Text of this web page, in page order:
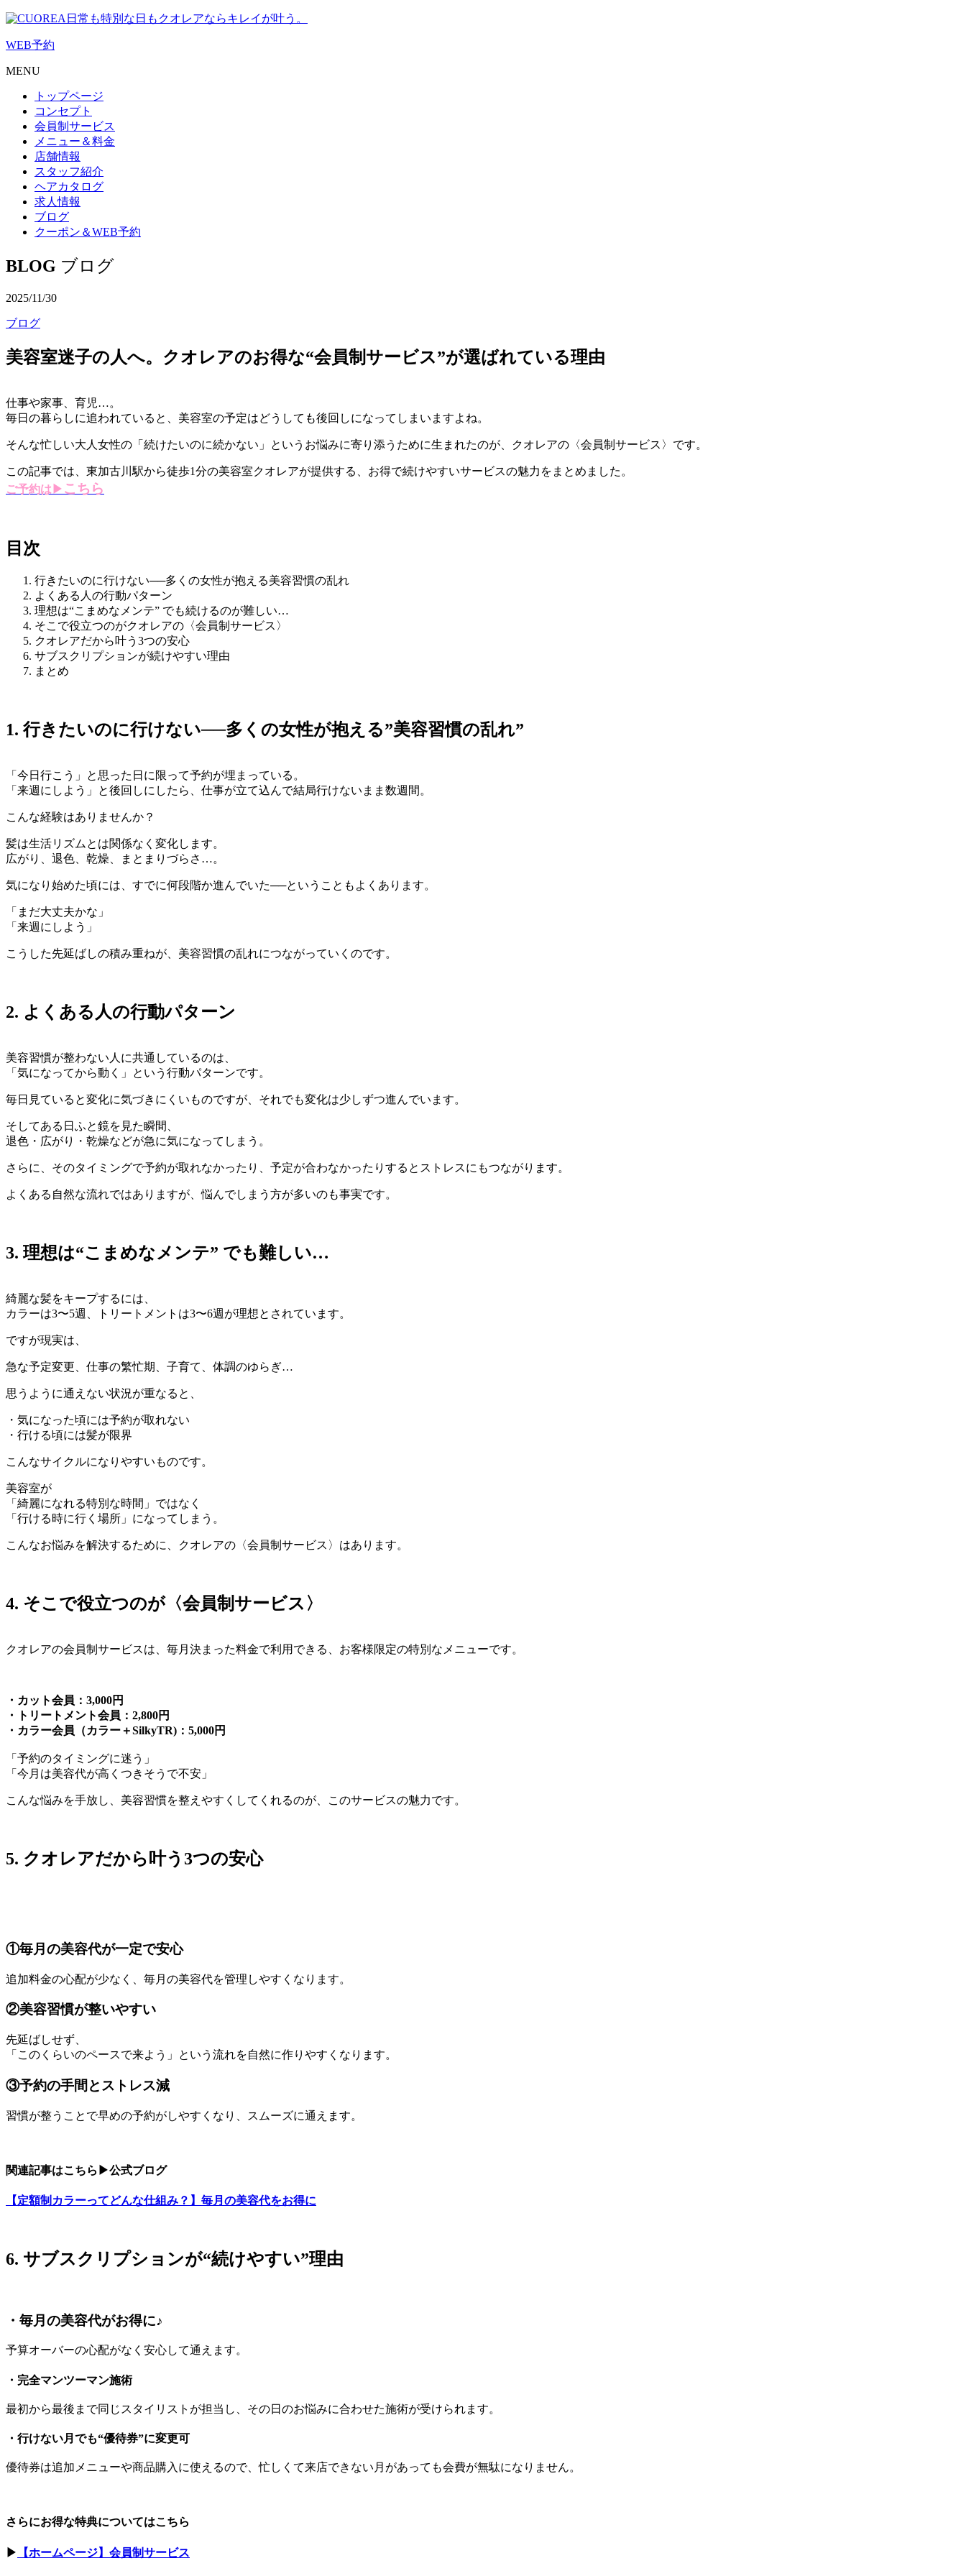
日常も特別な日もクオレアならキレイが叶う。
WEB予約
MENU
トップページ
コンセプト
会員制サービス
メニュー＆料金
店舗情報
スタッフ紹介
ヘアカタログ
求人情報
ブログ
クーポン＆WEB予約
BLOG ブログ
2025/11/30
ブログ
美容室迷子の人へ。クオレアのお得な“会員制サービス”が選ばれている理由
仕事や家事、育児…。
毎日の暮らしに追われていると、美容室の予定はどうしても後回しになってしまいますよね。
そんな忙しい大人女性の「続けたいのに続かない」というお悩みに寄り添うために生まれたのが、クオレアの〈会員制サービス〉です。
この記事では、東加古川駅から徒歩1分の美容室クオレアが提供する、お得で続けやすいサービスの魅力をまとめました。
ご予約は▶︎ こちら
目次
行きたいのに行けない──多くの女性が抱える美容習慣の乱れ
よくある人の行動パターン
理想は“こまめなメンテ” でも続けるのが難しい…
そこで役立つのがクオレアの〈会員制サービス〉
クオレアだから叶う3つの安心
サブスクリプションが続けやすい理由
まとめ
1. 行きたいのに行けない──多くの女性が抱える”美容習慣の乱れ”
「今日行こう」と思った日に限って予約が埋まっている。
「来週にしよう」と後回しにしたら、仕事が立て込んで結局行けないまま数週間。
こんな経験はありませんか？
髪は生活リズムとは関係なく変化します。
広がり、退色、乾燥、まとまりづらさ…。
気になり始めた頃には、すでに何段階か進んでいた──ということもよくあります。
「まだ大丈夫かな」
「来週にしよう」
こうした先延ばしの積み重ねが、美容習慣の乱れにつながっていくのです。
2. よくある人の行動パターン
美容習慣が整わない人に共通しているのは、
「気になってから動く」という行動パターンです。
毎日見ていると変化に気づきにくいものですが、それでも変化は少しずつ進んでいます。
そしてある日ふと鏡を見た瞬間、
退色・広がり・乾燥などが急に気になってしまう。
さらに、そのタイミングで予約が取れなかったり、予定が合わなかったりするとストレスにもつながります。
よくある自然な流れではありますが、悩んでしまう方が多いのも事実です。
3. 理想は“こまめなメンテ” でも難しい…
綺麗な髪をキープするには、
カラーは3〜5週、トリートメントは3〜6週が理想とされています。
ですが現実は、
急な予定変更、仕事の繁忙期、子育て、体調のゆらぎ…
思うように通えない状況が重なると、
・気になった頃には予約が取れない
・行ける頃には髪が限界
こんなサイクルになりやすいものです。
美容室が
「綺麗になれる特別な時間」ではなく
「行ける時に行く場所」になってしまう。
こんなお悩みを解決するために、クオレアの〈会員制サービス〉はあります。
4. そこで役立つのが〈会員制サービス〉
クオレアの会員制サービスは、毎月決まった料金で利用できる、お客様限定の特別なメニューです。
・カット会員：3,000円
・トリートメント会員：2,800円
・カラー会員（カラー＋SilkyTR)：5,000円
「予約のタイミングに迷う」
「今月は美容代が高くつきそうで不安」
こんな悩みを手放し、美容習慣を整えやすくしてくれるのが、このサービスの魅力です。
5. クオレアだから叶う3つの安心
①毎月の美容代が一定で安心
追加料金の心配が少なく、毎月の美容代を管理しやすくなります。
②美容習慣が整いやすい
先延ばしせず、
「このくらいのペースで来よう」という流れを自然に作りやすくなります。
③予約の手間とストレス減
習慣が整うことで早めの予約がしやすくなり、スムーズに通えます。
関連記事はこちら▶︎公式ブログ
【定額制カラーってどんな仕組み？】毎月の美容代をお得に
6. サブスクリプションが“続けやすい”理由
・毎月の美容代がお得に♪
予算オーバーの心配がなく安心して通えます。
・完全マンツーマン施術
最初から最後まで同じスタイリストが担当し、その日のお悩みに合わせた施術が受けられます。
・行けない月でも“優待券”に変更可
優待券は追加メニューや商品購入に使えるので、忙しくて来店できない月があっても会費が無駄になりません。
さらにお得な特典についてはこちら
▶︎ 【ホームページ】会員制サービス